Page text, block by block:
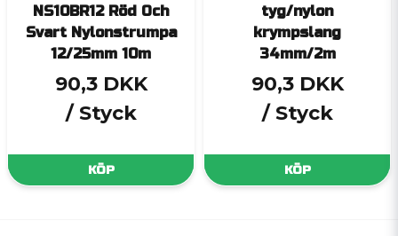
NS10BR12 Röd Och
Svart Nylonstrumpa
12/25mm 10m
90,3 DKK
/ Styck
KÖP
tyg/nylon
krympslang
34mm/2m
90,3 DKK
/ Styck
KÖP